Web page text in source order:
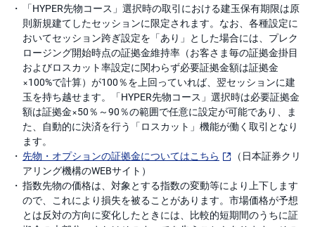
「HYPER先物コース」選択時の取引における建玉保有期限は原
則新規建てしたセッションに限定されます。なお、各種設定に
おいてセッション跨ぎ設定を「あり」とした場合には、プレク
ロージング開始時点の証拠金維持率（お客さま毎の証拠金掛目
およびロスカット率設定に関わらず必要証拠金額は証拠金
×100%で計算）が100％を上回っていれば、翌セッションに建
玉を持ち越せます。「HYPER先物コース」選択時は必要証拠金
額は証拠金×50％～90％の範囲で任意に設定が可能であり、ま
た、自動的に決済を行う「ロスカット」機能が働く取引となり
ます。
先物・オプションの証拠金についてはこちら
（日本証券クリ
アリング機構のWEBサイト）
指数先物の価格は、対象とする指数の変動等により上下します
ので、これにより損失を被ることがあります。市場価格が予想
とは反対の方向に変化したときには、比較的短期間のうちに証